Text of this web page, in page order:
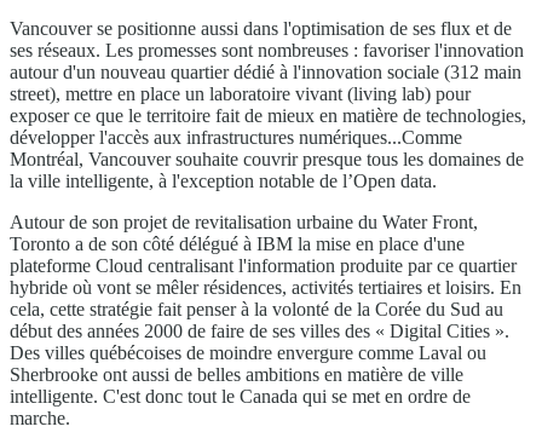
Vancouver se positionne aussi dans l'optimisation de ses flux et de
ses réseaux. Les promesses sont nombreuses : favoriser l'innovation
autour d'un nouveau quartier dédié à l'innovation sociale (312 main
street), mettre en place un laboratoire vivant (living lab) pour
exposer ce que le territoire fait de mieux en matière de technologies,
développer l'accès aux infrastructures numériques...Comme
Montréal, Vancouver souhaite couvrir presque tous les domaines de
la ville intelligente, à l'exception notable de l’Open data.
Autour de son projet de revitalisation urbaine du Water Front,
Toronto a de son côté délégué à IBM la mise en place d'une
plateforme Cloud centralisant l'information produite par ce quartier
hybride où vont se mêler résidences, activités tertiaires et loisirs. En
cela, cette stratégie fait penser à la volonté de la Corée du Sud au
début des années 2000 de faire de ses villes des « Digital Cities ».
Des villes québécoises de moindre envergure comme Laval ou
Sherbrooke ont aussi de belles ambitions en matière de ville
intelligente. C'est donc tout le Canada qui se met en ordre de
marche.